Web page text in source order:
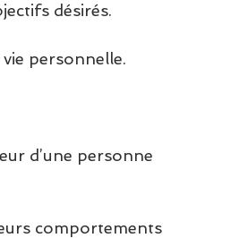
désirés.
personnelle.
d’une personne
comportements